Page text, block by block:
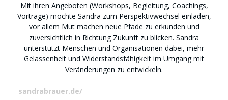
Mit ihren Angeboten (Workshops, Begleitung, Coachings,
Vorträge) möchte Sandra zum Perspektivwechsel einladen,
vor allem Mut machen neue Pfade zu erkunden und
zuversichtlich in Richtung Zukunft zu blicken. Sandra
unterstützt Menschen und Organisationen dabei, mehr
Gelassenheit und Widerstandsfähigkeit im Umgang mit
Veränderungen zu entwickeln.
sandrabrauer.de/